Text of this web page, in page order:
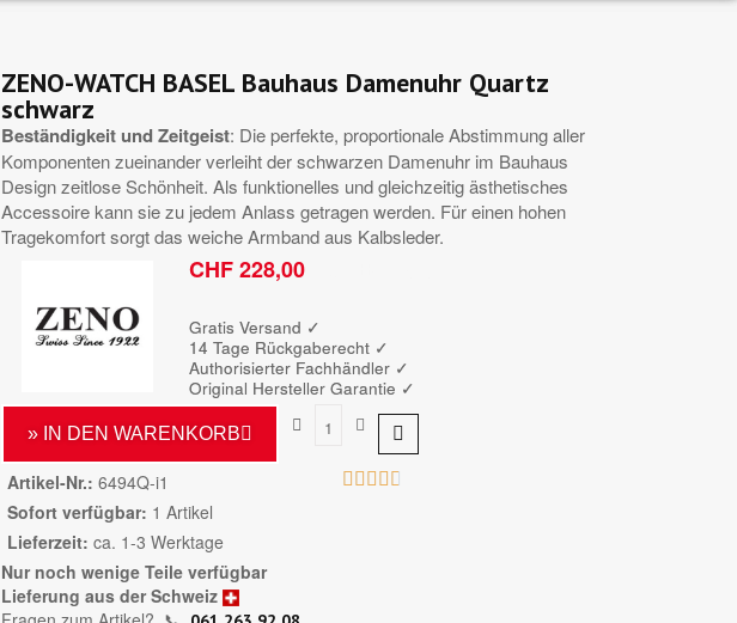
ZENO-WATCH BASEL Bauhaus Damenuhr Quartz
schwarz
Beständigkeit und Zeitgeist: Die perfekte, proportionale Abstimmung aller
Komponenten zueinander verleiht der schwarzen Damenuhr im Bauhaus
Design zeitlose Schönheit. Als funktionelles und gleichzeitig ästhetisches
Accessoire kann sie zu jedem Anlass getragen werden. Für einen hohen
Tragekomfort sorgt das weiche Armband aus Kalbsleder.
CHF 228,00
Gratis Versand ✓
14 Tage Rückgaberecht ✓
Authorisierter Fachhändler ✓
Original Hersteller Garantie ✓
» IN DEN WARENKORB
Artikel-Nr. 6494Q-i1
Sofort verfügbar 1 Artikel
Lieferzeit ca. 1-3 Werktage
    
Nur noch wenige Teile verfügbar
Lieferung aus der Schweiz